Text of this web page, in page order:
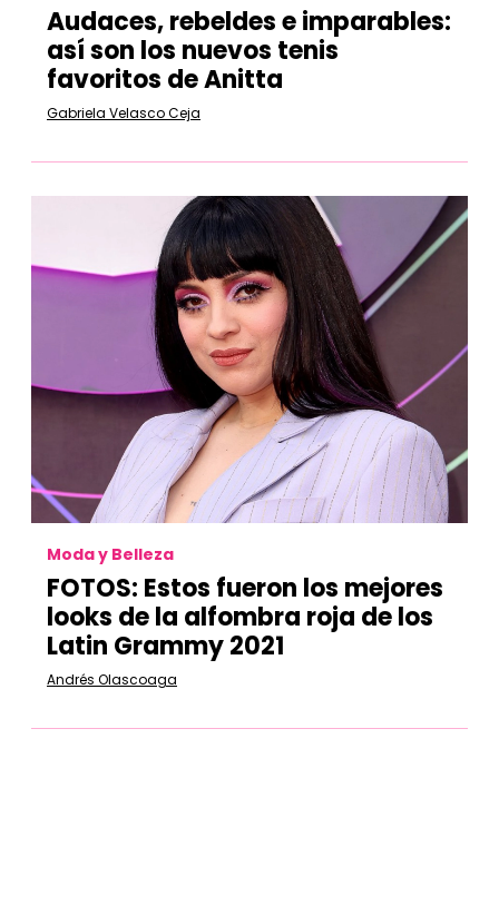
Audaces, rebeldes e imparables:
así son los nuevos tenis
favoritos de Anitta
Gabriela Velasco Ceja
Moda y Belleza
FOTOS: Estos fueron los mejores
looks de la alfombra roja de los
Latin Grammy 2021
Andrés Olascoaga